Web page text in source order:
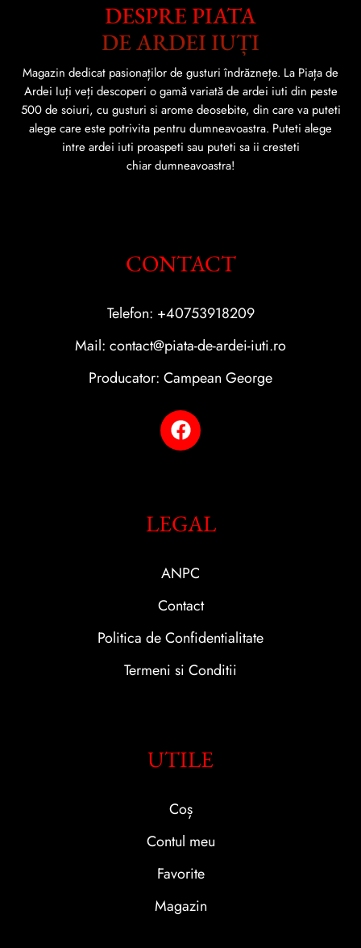
DESPRE PIATA
DE ARDEI IUȚI
Magazin dedicat pasionaților de gusturi îndrăznețe. La Piața de
Ardei Iuți veți descoperi o gamă variată de ardei iuti din peste
500 de soiuri, cu gusturi si arome deosebite, din care va puteti
alege care este potrivita pentru dumneavoastra. Puteti alege
intre ardei iuti proaspeti sau puteti sa ii cresteti
chiar dumneavoastra!
CONTACT
Telefon: +40753918209
Mail: contact@piata-de-ardei-iuti.ro
Producator: Campean George
LEGAL
ANPC
Contact
Politica de Confidentialitate
Termeni si Conditii
UTILE
Coș
Contul meu
Favorite
Magazin